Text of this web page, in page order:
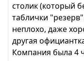
столик (который
таблички
неплохо, даже
другая
Компания была 4